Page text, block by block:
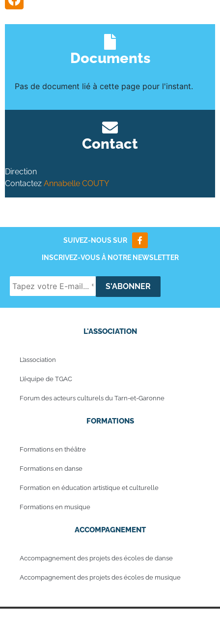
Documents
Pas de document lié à cette page pour l'instant.
Contact
Direction
Contactez Annabelle COUTY
SUIVEZ-NOUS SUR
INSCRIVEZ-VOUS À NOTRE NEWSLETTER
L'ASSOCIATION
L’association
L’équipe de TGAC
Forum des acteurs culturels du Tarn-et-Garonne
FORMATIONS
Formations en théâtre
Formations en danse
Formation en éducation artistique et culturelle
Formations en musique
ACCOMPAGNEMENT
Accompagnement des projets des écoles de danse
Accompagnement des projets des écoles de musique